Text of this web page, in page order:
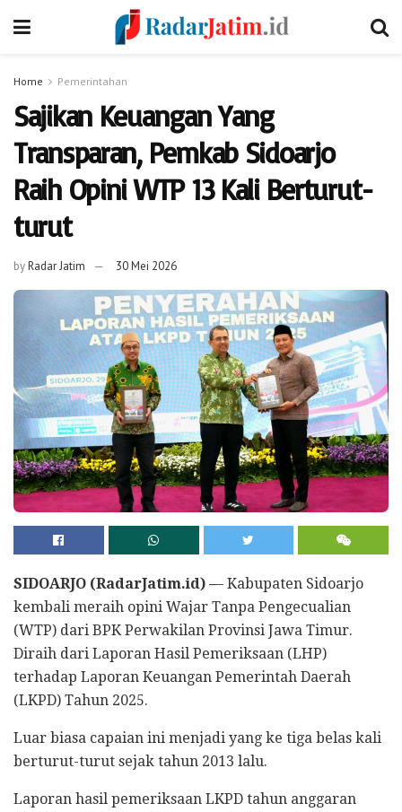
Home Pemerintahan
Sajikan Keuangan Yang
Transparan, Pemkab Sidoarjo
Raih Opini WTP 13 Kali Berturut-
turut
byRadar Jatim 30 Mei 2026
SIDOARJO (RadarJatim.id) –– Kabupaten Sidoarjo
kembali meraih opini Wajar Tanpa Pengecualian
(WTP) dari BPK Perwakilan Provinsi Jawa Timur.
Diraih dari Laporan Hasil Pemeriksaan (LHP)
terhadap Laporan Keuangan Pemerintah Daerah
(LKPD) Tahun 2025.
Luar biasa capaian ini menjadi yang ke tiga belas kali
berturut-turut sejak tahun 2013 lalu.
Laporan hasil pemeriksaan LKPD tahun anggaran